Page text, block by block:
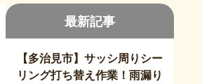
最新記事
【多治見市】サッシ周りシー
リング打ち替え作業！雨漏り